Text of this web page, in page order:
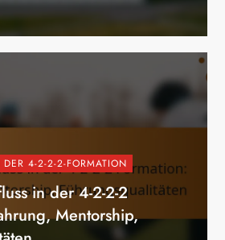
DER 4-2-2-2-FORMATION
in der 4-2-2-2
Mentorship,